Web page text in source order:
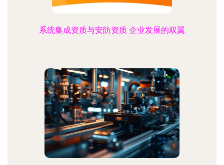
系统集成资质与安防资质 企业发展的双翼